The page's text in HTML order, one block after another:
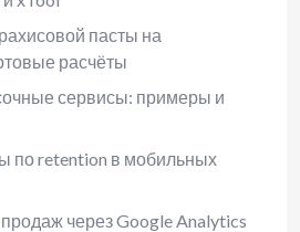
пасты на
расчёты
сервисы: примеры и
по retention в мобильных
через Google Analytics